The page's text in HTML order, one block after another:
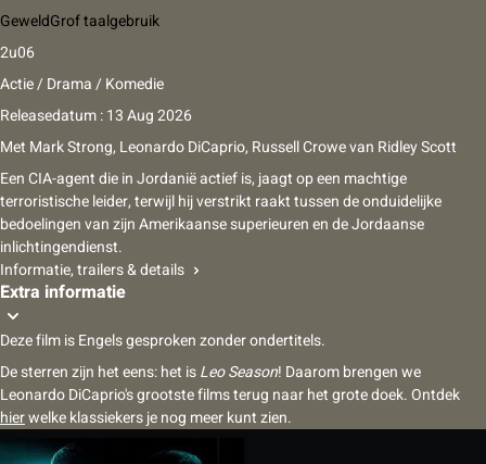
GeweldGrof taalgebruik
2u06
Actie / Drama / Komedie
Releasedatum : 13 Aug 2026
Met Mark Strong, Leonardo DiCaprio, Russell Crowevan Ridley Scott
Een CIA-agent die in Jordanië actief is, jaagt op een machtige
terroristische leider, terwijl hij verstrikt raakt tussen de onduidelijke
bedoelingen van zijn Amerikaanse superieuren en de Jordaanse
inlichtingendienst.
Informatie, trailers & details
Extra informatie
Deze film is Engels gesproken zonder ondertitels.
De sterren zijn het eens: het isLeo Season! Daarom brengen we
Leonardo DiCaprio's grootste films terug naar het grote doek. Ontdek
hierwelke klassiekers je nog meer kunt zien.